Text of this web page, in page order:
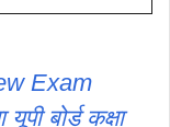
Exam
बोर्ड कक्षा